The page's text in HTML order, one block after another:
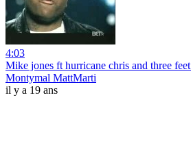
4:03
Mike jones ft hurricane chris and three
Montymal MattMarti
il y a 19 ans